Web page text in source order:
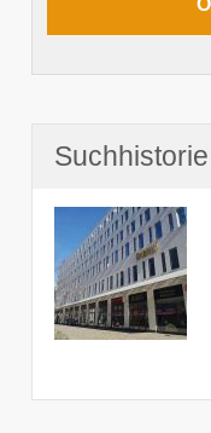
Suchhistorie